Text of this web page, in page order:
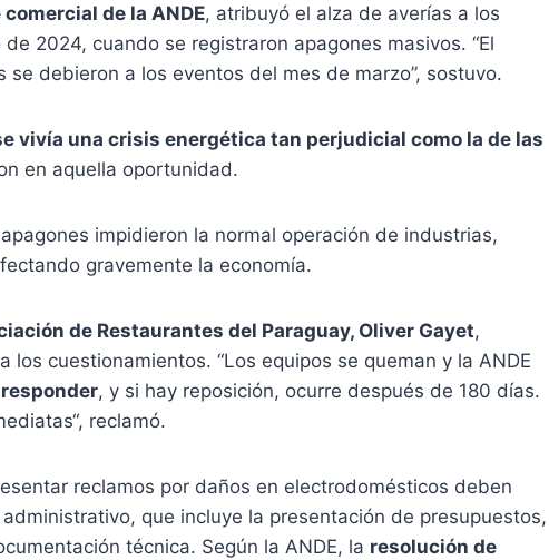
de la ANDE, atribuyó el alza de averías a los
2024, cuando se registraron apagones masivos. “El
se debieron a los eventos del mes de marzo”, sostuvo.
vivía una crisis energética tan perjudicial como la de las
en aquella oportunidad.
impidieron la normal operación de industrias,
gravemente la economía.
de Restaurantes del Paraguay, Oliver Gayet,
los cuestionamientos. “Los equipos se queman y la ANDE
, y si hay reposición, ocurre después de 180 días.
reclamó.
reclamos por daños en electrodomésticos deben
que incluye la presentación de presupuestos,
técnica. Según la ANDE, la resolución de